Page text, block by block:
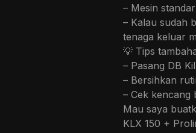
– Mesin
– Kalau sudah
tenaga keluar
💡 Tips
– Pasang DB
– Bersihkan
– Cek kencang
Mau saya
KLX 150 +